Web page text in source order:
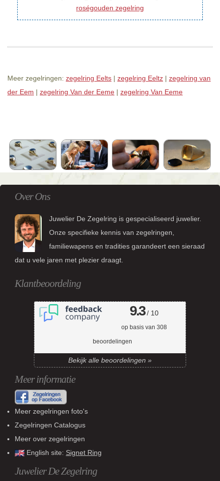
roségouden zegelring
Meer zegelringen: zegelring Eelts | zegelring Eeltz | zegelring van
der Eem | zegelring Van der Eeme | zegelring Van Eeme
Over Ons
Juwelier De Zegelring is gespecialiseerd juwelier.
Onze specifieke kennis van zegelringen,
familiewapens en tradities garandeert een sieraad
dat u vele jaren met plezier draagt.
Klantbeoordeling
9.3/ 10
op basis van 308
beoordelingen
Bekijk alle beoordelingen »
Meer informatie
Meer zegelringen foto's
Zegelringen Catalogus
Meer over zegelringen
English site: Signet Ring
Juwelier De Zegelring